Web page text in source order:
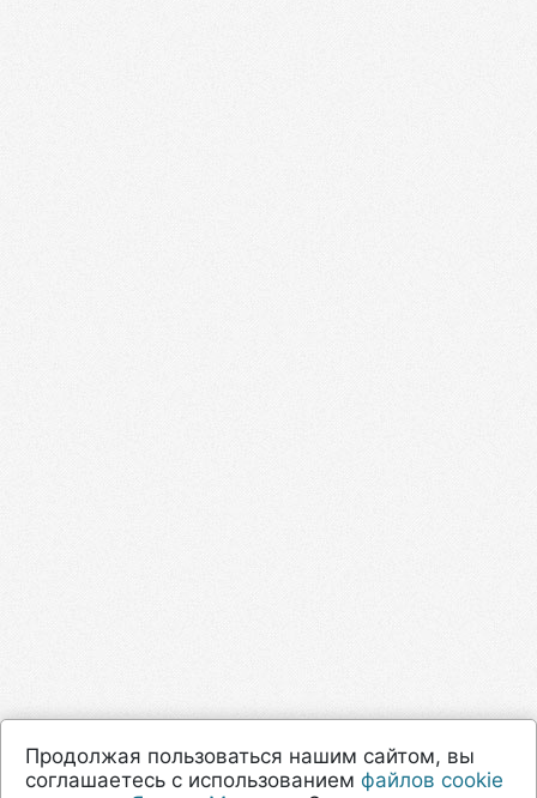
Продолжая пользоваться нашим сайтом, вы
соглашаетесь с использованием файлов cookie